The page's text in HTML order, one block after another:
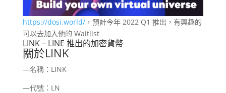
https://dosi.world/，預計今年 2022 Q1 推出，有興趣的
可以去加入他的 Waitlist
LINK – LINE 推出的加密貨幣
關於LINK
—名稱：LINK
—代號：LN